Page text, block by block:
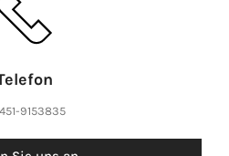
9153835